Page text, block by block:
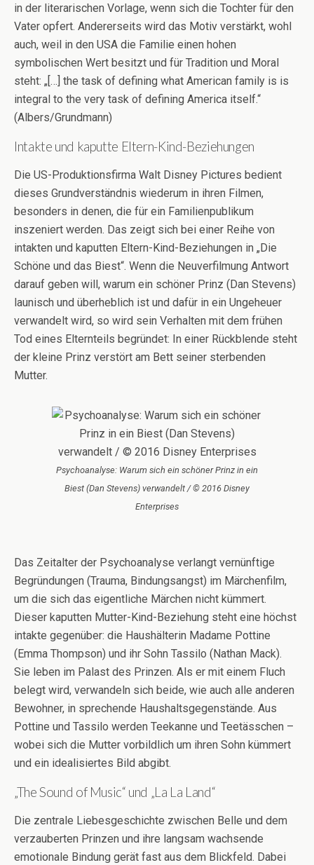
in der literarischen Vorlage, wenn sich die Tochter für den
Vater opfert. Andererseits wird das Motiv verstärkt, wohl
auch, weil in den USA die Familie einen hohen
symbolischen Wert besitzt und für Tradition und Moral
steht: „[…] the task of defining what American family is is
integral to the very task of defining America itself.“
(Albers/Grundmann)
Intakte und kaputte Eltern-Kind-Beziehungen
Die US-Produktionsfirma Walt Disney Pictures bedient
dieses Grundverständnis wiederum in ihren Filmen,
besonders in denen, die für ein Familienpublikum
inszeniert werden. Das zeigt sich bei einer Reihe von
intakten und kaputten Eltern-Kind-Beziehungen in „Die
Schöne und das Biest“. Wenn die Neuverfilmung Antwort
darauf geben will, warum ein schöner Prinz (Dan Stevens)
launisch und überheblich ist und dafür in ein Ungeheuer
verwandelt wird, so wird sein Verhalten mit dem frühen
Tod eines Elternteils begründet: In einer Rückblende steht
der kleine Prinz verstört am Bett seiner sterbenden
Mutter.
Psychoanalyse: Warum sich ein schöner Prinz in ein
Biest (Dan Stevens) verwandelt / © 2016 Disney
Enterprises
Das Zeitalter der Psychoanalyse verlangt vernünftige
Begründungen (Trauma, Bindungsangst) im Märchenfilm,
um die sich das eigentliche Märchen nicht kümmert.
Dieser kaputten Mutter-Kind-Beziehung steht eine höchst
intakte gegenüber: die Haushälterin Madame Pottine
(Emma Thompson) und ihr Sohn Tassilo (Nathan Mack).
Sie leben im Palast des Prinzen. Als er mit einem Fluch
belegt wird, verwandeln sich beide, wie auch alle anderen
Bewohner, in sprechende Haushaltsgegenstände. Aus
Pottine und Tassilo werden Teekanne und Teetässchen –
wobei sich die Mutter vorbildlich um ihren Sohn kümmert
und ein idealisiertes Bild abgibt.
„The Sound of Music“ und „La La Land“
Die zentrale Liebesgeschichte zwischen Belle und dem
verzauberten Prinzen und ihre langsam wachsende
emotionale Bindung gerät fast aus dem Blickfeld. Dabei